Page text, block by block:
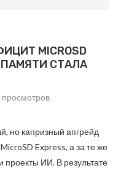
MICROSD
ПАМЯТИ СТАЛА
просмотров
но капризный апгрейд
Express, а за те же
проекты ИИ. В результате